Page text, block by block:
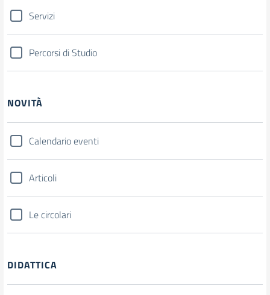
Servizi
Percorsi di Studio
NOVITÀ
Calendario eventi
Articoli
Le circolari
DIDATTICA